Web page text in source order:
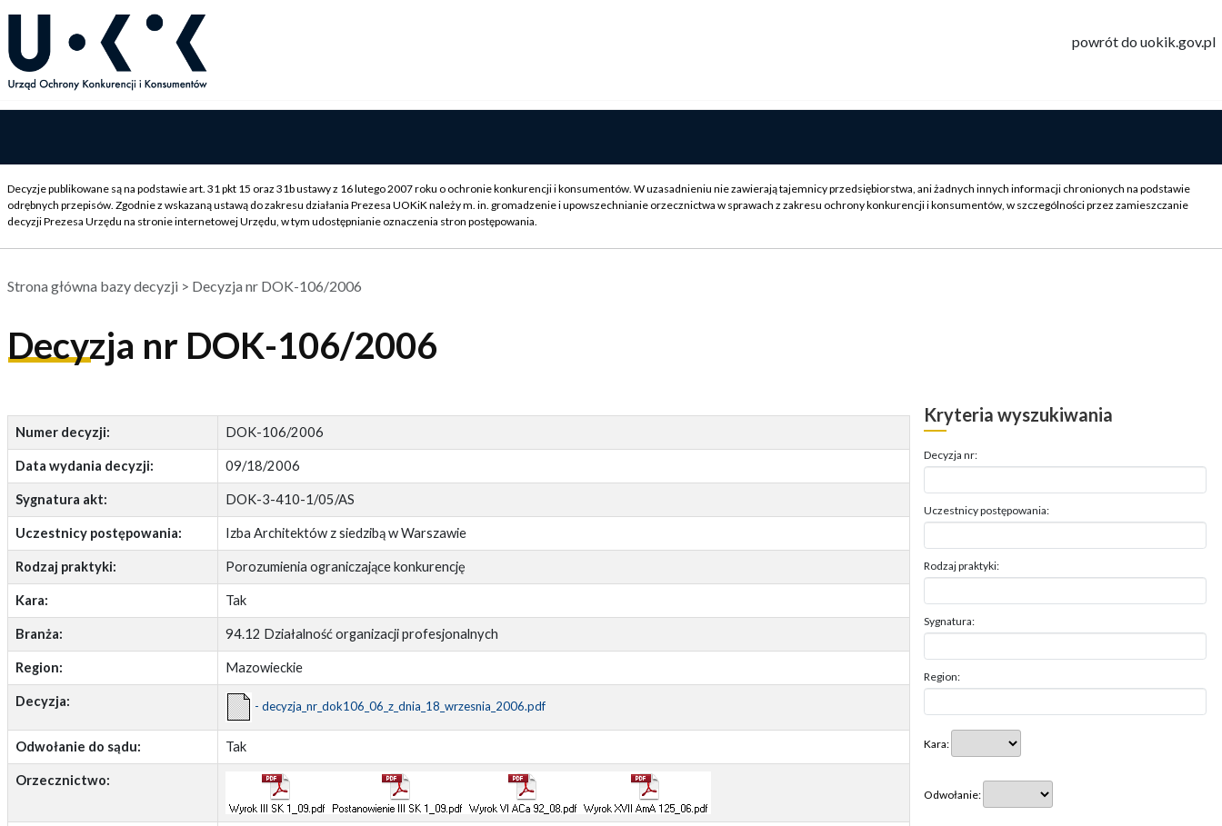
powrót do uokik.gov.pl
Decyzje publikowane są na podstawie art. 31 pkt 15 oraz 31b ustawy z 16 lutego 2007 roku o ochronie konkurencji i konsumentów. W uzasadnieniu nie zawierają tajemnicy przedsiębiorstwa, ani żadnych innych informacji chronionych na podstawie
odrębnych przepisów. Zgodnie z wskazaną ustawą do zakresu działania Prezesa UOKiK należy m. in. gromadzenie i upowszechnianie orzecznictwa w sprawach z zakresu ochrony konkurencji i konsumentów, w szczególności przez zamieszczanie
decyzji Prezesa Urzędu na stronie internetowej Urzędu, w tym udostępnianie oznaczenia stron postępowania.
Strona główna bazy decyzji> Decyzja nr DOK-106/2006
Decyzja nr DOK-106/2006
Numer decyzji: DOK-106/2006
Data wydania decyzji: 09/18/2006
Sygnatura akt: DOK-3-410-1/05/AS
Uczestnicy postępowania: Izba Architektów z siedzibą w Warszawie
Rodzaj praktyki: Porozumienia ograniczające konkurencję
Kara: Tak
Branża: 94.12 Działalność organizacji profesjonalnych
Region: Mazowieckie
Decyzja: - decyzja_nr_dok106_06_z_dnia_18_wrzesnia_2006.pdf
Odwołanie do sądu: Tak
Orzecznictwo:
Kryteria wyszukiwania
Decyzja nr:
Uczestnicy postępowania:
Rodzaj praktyki:
Sygnatura:
Region:
Kara:
Odwołanie: